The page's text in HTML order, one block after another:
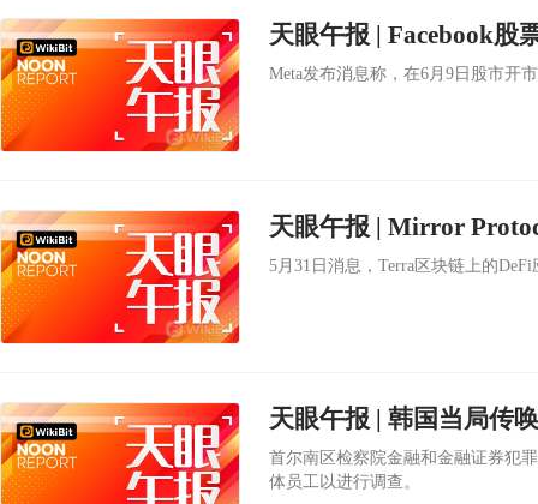
天眼午报 | Facebook股
Meta发布消息称，在6月9日股市开
5月31日消息，Terra区块链上的
首尔南区检察院金融和金融证券犯
体员工以进行调查。